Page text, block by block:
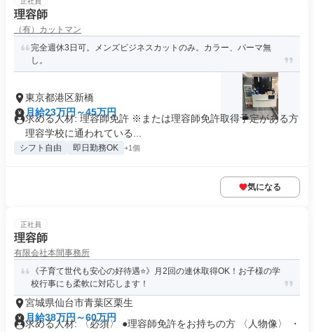
理容師
（有）カットマン
完全週休3日可。メンズビジネスカットのみ。カラー、パーマ無
し。
東京都港区新橋
月給23万円～45万円
求める人材: 理容師免許 ※または理容師免許取得予定がある方
理容学校に通われている...
シフト自由 即日勤務OK +1個
気になる
正社員
理容師
有限会社本間事務所
《子育て世代も安心の好待遇⭐》月2回の連休取得OK！お子様の学
校行事にも柔軟に対応します！
宮城県仙台市青葉区栗生
月給38万円～60万円
求める人材: 〈必須〉 ●理容師免許をお持ちの方 〈人物像〉 ・